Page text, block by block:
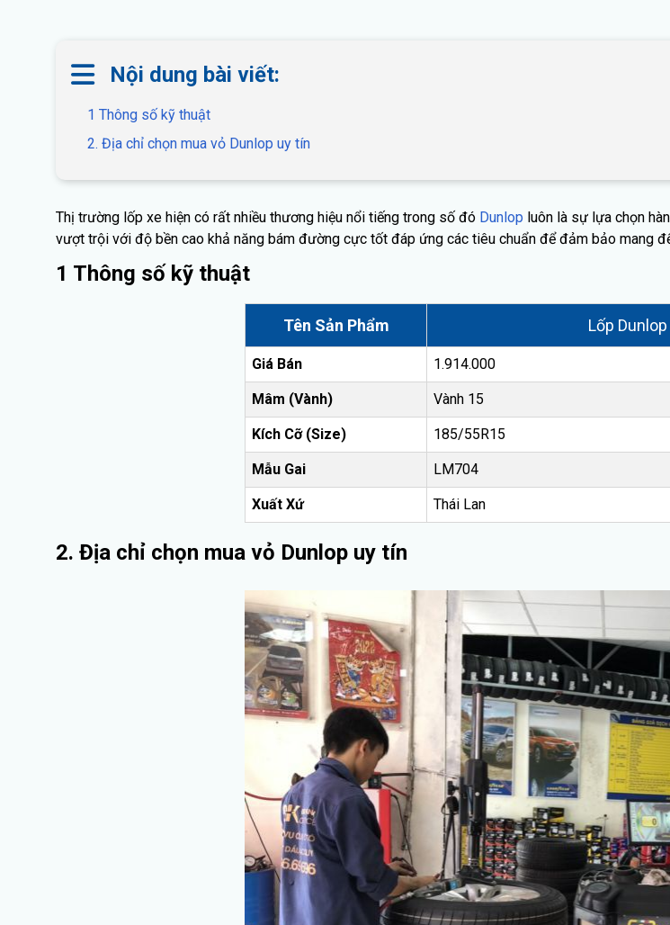
Nội dung bài viết:
1 Thông số kỹ thuật
2. Địa chỉ chọn mua vỏ Dunlop uy tín
Thị trường lốp xe hiện có rất nhiều thương hiệu nổi tiếng trong số đó Dunlop luôn là sự lựa chọn
vượt trội với độ bền cao khả năng bám đường cực tốt đáp ứng các tiêu chuẩn để đảm bảo mang
1 Thông số kỹ thuật
Tên Sản Phẩm Lốp
Giá Bán 1.914.000
Mâm (Vành) Vành 15
Kích Cỡ (Size) 185/55R15
Mẫu Gai LM704
Xuất Xứ Thái Lan
2. Địa chỉ chọn mua vỏ Dunlop uy tín